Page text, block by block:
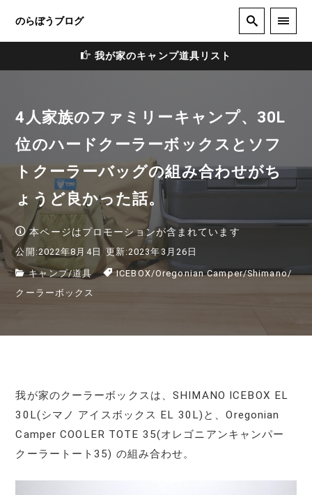
のらぼうブログ
我が家のキャンプ道具リスト
4人家族のファミリーキャンプ、30L
位のハードクーラーボックスとソフ
トクーラーバッグの組み合わせがち
ょうど良かった話。
本ページはプロモーションが含まれています
公開:2022年8月4日 更新:2023年3月26日
キャンプ/道具 ICEBOX/Oregonian Camper/Shimano/
クーラーボックス
我が家のクーラーボックスは、SHIMANO ICEBOX EL
30L(シマノ アイスボックス EL 30L)と、Oregonian
Camper COOLER TOTE 35(オレゴニアンキャンパー
クーラートート35) の組み合わせ。